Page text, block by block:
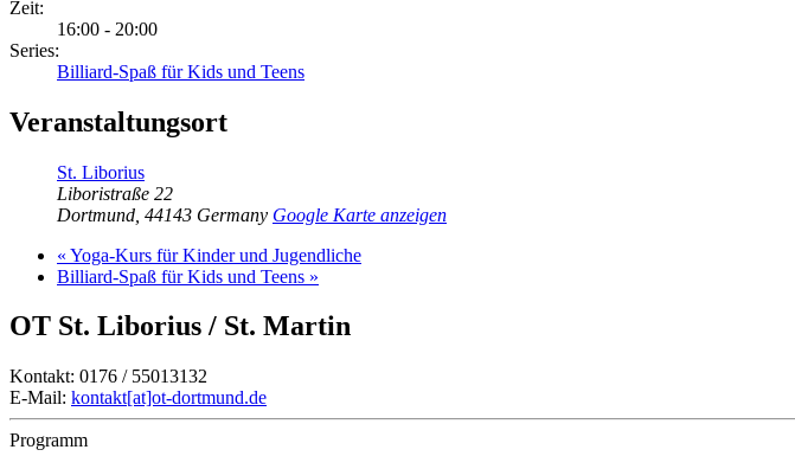
Zeit:
16:00 - 20:00
Series:
Billiard-Spaß für Kids und Teens
Veranstaltungsort
St. Liborius
Liboristraße 22
Dortmund 44143 Germany Google Karte anzeigen
« Yoga-Kurs für Kinder und Jugendliche
Billiard-Spaß für Kids und Teens »
OT St. Liborius / St. Martin
Kontakt: 0176 / 55013132
E-Mail: kontakt[at]ot-dortmund.de
Programm